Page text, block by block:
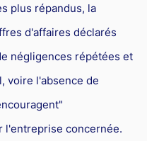
plus répandus, la
d'affaires déclarés
négligences répétées et
voire l'absence de
l'entreprise concernée.